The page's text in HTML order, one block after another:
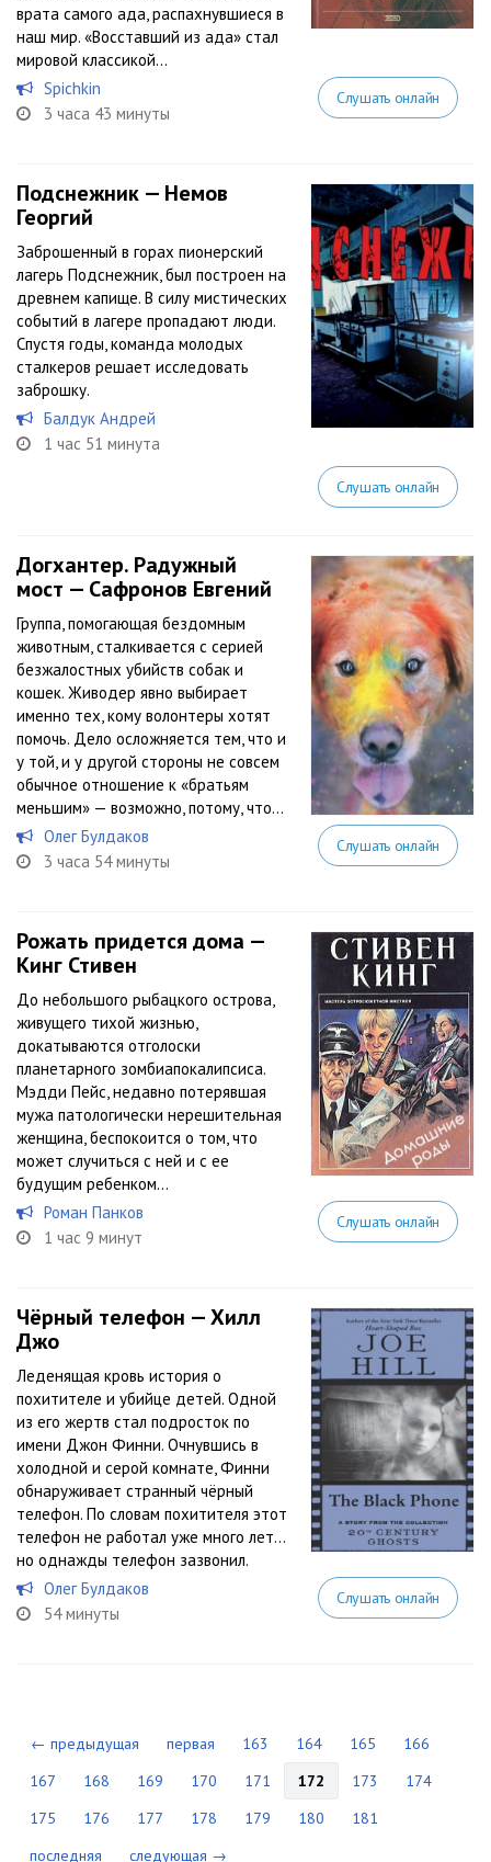
врата самого ада, распахнувшиеся в
наш мир. «Восставший из ада» стал
мировой классикой...
Spichkin
3 часа 43 минуты
Слушать онлайн
Подснежник — Немов
Георгий
Заброшенный в горах пионерский
лагерь Подснежник, был построен на
древнем капище. В силу мистических
событий в лагере пропадают люди.
Спустя годы, команда молодых
сталкеров решает исследовать
заброшку.
Балдук Андрей
1 час 51 минута
Слушать онлайн
Догхантер. Радужный
мост — Сафронов Евгений
Группа, помогающая бездомным
животным, сталкивается с серией
безжалостных убийств собак и
кошек. Живодер явно выбирает
именно тех, кому волонтеры хотят
помочь. Дело осложняется тем, что и
у той, и у другой стороны не совсем
обычное отношение к «братьям
меньшим» — возможно, потому, что...
Олег Булдаков
3 часа 54 минуты
Слушать онлайн
Рожать придется дома —
Кинг Стивен
До небольшого рыбацкого острова,
живущего тихой жизнью,
докатываются отголоски
планетарного зомбиапокалипсиса.
Мэдди Пейс, недавно потерявшая
мужа патологически нерешительная
женщина, беспокоится о том, что
может случиться с ней и с ее
будущим ребенком…
Роман Панков
1 час 9 минут
Слушать онлайн
Чёрный телефон — Хилл
Джо
Леденящая кровь история о
похитителе и убийце детей. Одной
из его жертв стал подросток по
имени Джон Финни. Очнувшись в
холодной и серой комнате, Финни
обнаруживает странный чёрный
телефон. По словам похитителя этот
телефон не работал уже много лет…
но однажды телефон зазвонил.
Олег Булдаков
54 минуты
Слушать онлайн
← предыдущая первая 163 164 165
166
167
168 169 170 171 172 173
174
175
176 177 178 179 180
181
последняя
следующая →